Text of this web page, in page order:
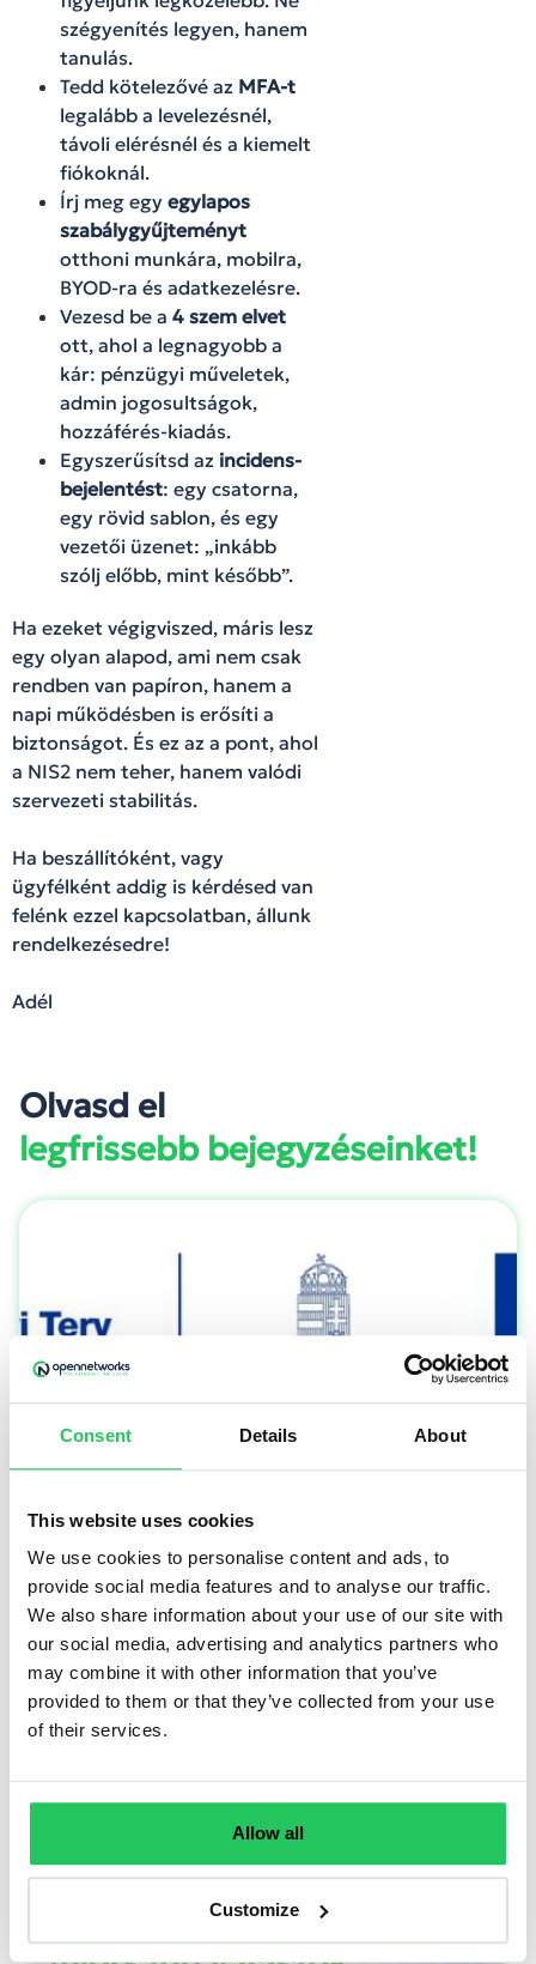
Consent Details About
This website uses cookies
We use cookies to personalise content and ads, to
provide social media features and to analyse our traffic.
We also share information about your use of our site with
our social media, advertising and analytics partners who
may combine it with other information that you’ve
provided to them or that they’ve collected from your use
of their services.
Allow all
Customize
szégyenítés legyen, hanem
tanulás.
Tedd kötelezővé az MFA-t
legalább a levelezésnél,
távoli elérésnél és a kiemelt
fiókoknál.
Írj meg egy egylapos
szabálygyűjteményt
otthoni munkára, mobilra,
BYOD-ra és adatkezelésre.
Vezesd be a 4 szem elvet
ott, ahol a legnagyobb a
kár: pénzügyi műveletek,
admin jogosultságok,
hozzáférés-kiadás.
Egyszerűsítsd az incidens-
bejelentést: egy csatorna,
egy rövid sablon, és egy
vezetői üzenet: „inkább
szólj előbb, mint később”.
Ha ezeket végigviszed, máris lesz
egy olyan alapod, ami nem csak
rendben van papíron, hanem a
napi működésben is erősíti a
biztonságot. És ez az a pont, ahol
a NIS2 nem teher, hanem valódi
szervezeti stabilitás.
Ha beszállítóként, vagy
ügyfélként addig is kérdésed van
felénk ezzel kapcsolatban, állunk
rendelkezésedre!
Adél
Olvasd el
legfrissebb bejegyzéseinket!
Adatból növekedés
Az Opennetworks Kft. folyamatosan beszámol
GINOP Plusz 2.1.3-24 pályázat keretében kapott
vissza nem térítendő európai uniós
támogatásának felhasználásáról. bejegyzés a
marketing fejlesztési részprojektről.
TOVÁBB OLVASOM